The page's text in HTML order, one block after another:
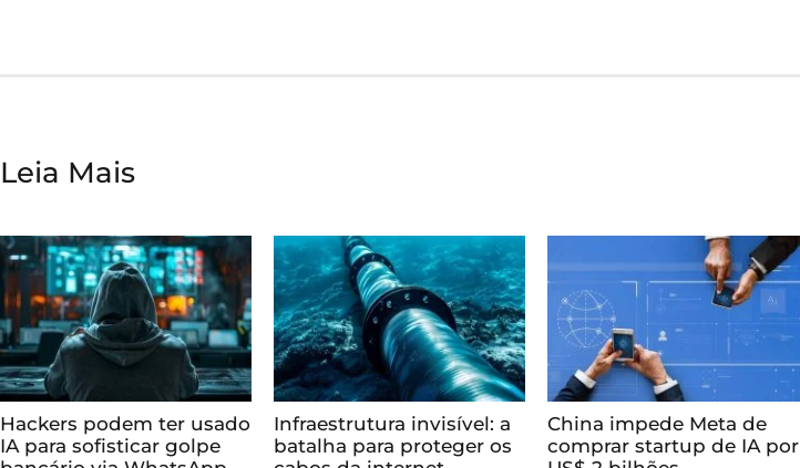
Leia Mais
Hackers podem ter usado
IA para sofisticar golpe
Infraestrutura invisível: a
batalha para proteger os
China impede Meta de
comprar startup de IA por